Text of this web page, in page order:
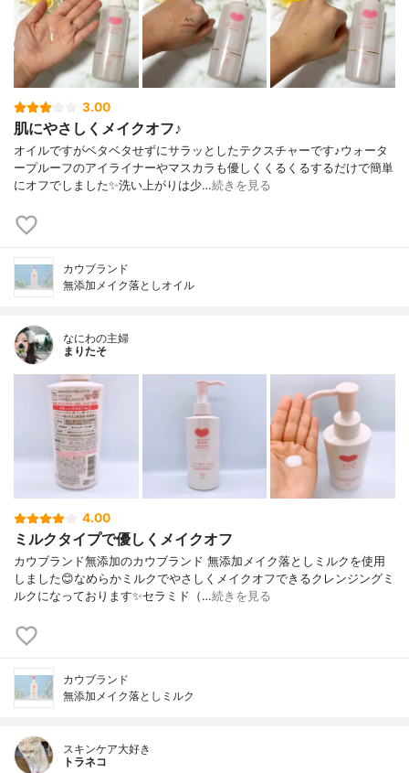
3.00
肌にやさしくメイクオフ♪
オイルですがベタベタせずにサラッとしたテクスチャーです♪ウォータ
ープルーフのアイライナーやマスカラも優しくくるくるするだけで簡単
にオフでしました✨洗い上がりは少…続きを見る
カウブランド
無添加メイク落としオイル
なにわの主婦
まりたそ
4.00
ミルクタイプで優しくメイクオフ
カウブランド無添加のカウブランド 無添加メイク落としミルクを使用
しました😊なめらかミルクでやさしくメイクオフできるクレンジングミ
ルクになっております✨セラミド（…続きを見る
カウブランド
無添加メイク落としミルク
スキンケア大好き
トラネコ